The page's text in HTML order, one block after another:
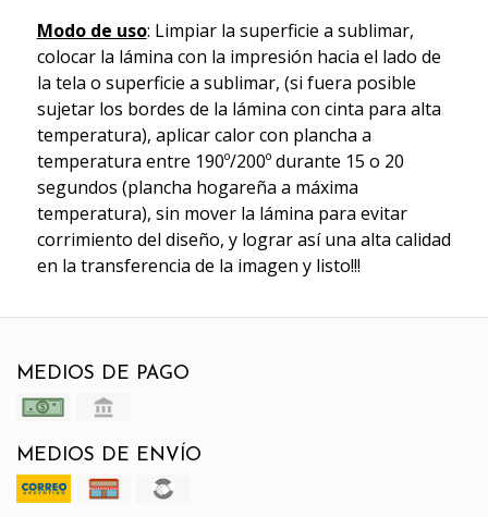
Modo de uso: Limpiar la superficie a sublimar,
colocar la lámina con la impresión hacia el lado de
la tela o superficie a sublimar, (si fuera posible
sujetar los bordes de la lámina con cinta para alta
temperatura), aplicar calor con plancha a
temperatura entre 190º/200º durante 15 o 20
segundos (plancha hogareña a máxima
temperatura), sin mover la lámina para evitar
corrimiento del diseño, y lograr así una alta calidad
en la transferencia de la imagen y listo!!!
MEDIOS DE PAGO
MEDIOS DE ENVÍO